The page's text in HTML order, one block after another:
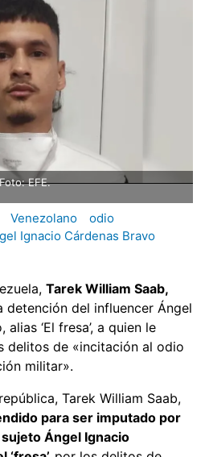
Foto: EFE.
Venezolano
odio
Ignacio Cárdenas Bravo
Tarek William Saab,
detención del influencer Ángel
‘El fresa’, a quien le
delitos de «incitación al odio
militar».
Tarek William Saab,
para ser imputado por
Ángel Ignacio